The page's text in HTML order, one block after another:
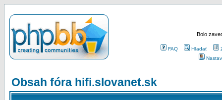
Bolo
FAQ Hľadať
Obsah fóra hifi.slovanet.sk